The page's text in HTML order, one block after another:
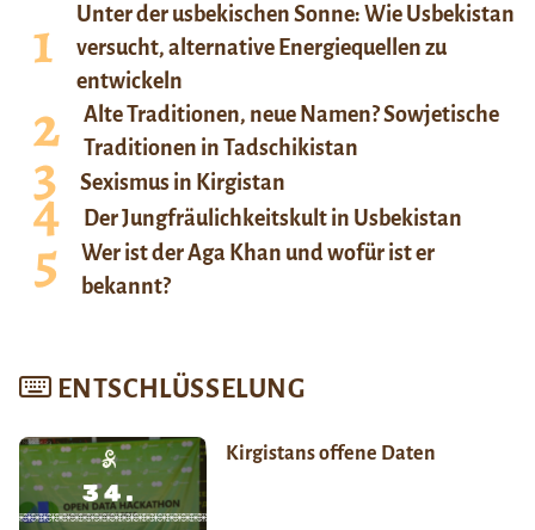
Unter der usbekischen Sonne: Wie Usbekistan
versucht, alternative Energiequellen zu
entwickeln
Alte Traditionen, neue Namen? Sowjetische
Traditionen in Tadschikistan
Sexismus in Kirgistan
Der Jungfräulichkeitskult in Usbekistan
Wer ist der Aga Khan und wofür ist er
bekannt?
ENTSCHLÜSSELUNG
Kirgistans offene Daten